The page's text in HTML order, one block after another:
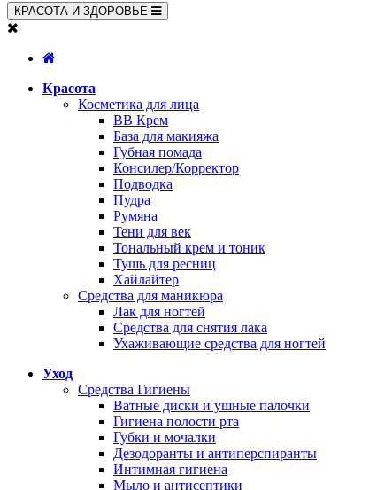
КРАСОТА И ЗДОРОВЬЕ
Красота
Косметика для лица
BB Крем
База для макияжа
Губная помада
Консилер/Корректор
Подводка
Пудра
Румяна
Тени для век
Тональный крем и тоник
Тушь для ресниц
Хайлайтер
Средства для маникюра
Лак для ногтей
Средства для снятия лака
Ухаживающие средства для ногтей
Уход
Средства Гигиены
Ватные диски и ушные палочки
Гигиена полости рта
Губки и мочалки
Дезодоранты и антиперспиранты
Интимная гигиена
Мыло и антисептики